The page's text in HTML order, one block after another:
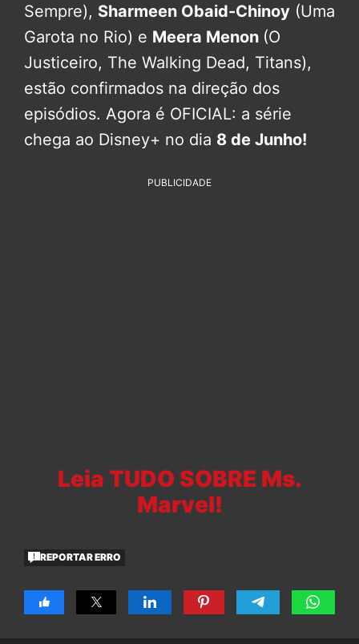
Sempre), Sharmeen Obaid-Chinoy (Uma
Garota no Rio) e Meera Menon (O
Justiceiro, The Walking Dead, Titans),
estão confirmados na direção dos
episódios. Agora é OFICIAL: a série
chega ao Disney+ no dia 8 de Junho!
PUBLICIDADE
Leia TUDO SOBRE Ms.
Marvel!
REPORTAR ERRO